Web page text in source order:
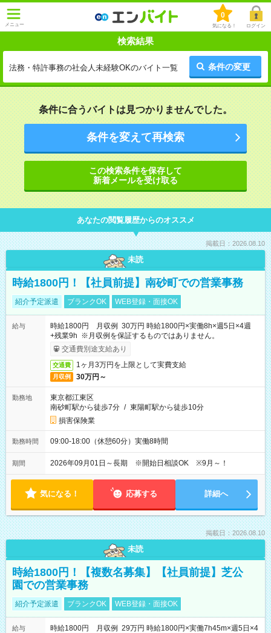
メニュー
0
気になる！ ログイン
検索結果
法務・特許事務の社会人未経験OKのバイト一覧 条件の変更
条件に合うバイトは見つかりませんでした。
条件を変えて再検索
この検索条件を保存して
新着メールを受け取る
あなたの閲覧履歴からのオススメ
掲載日：2026.08.10
未読
時給1800円！【社員前提】南砂町での営業事務
紹介予定派遣 ブランクOK WEB登録・面接OK
給与
時給1800円 月収例 30万円 時給1800円×実働8h×週5日×4週
+残業9h ※月収例を保証するものではありません。
交通費別途支給あり
交通費 1ヶ月3万円を上限として実費支給
月収例 30万円～
勤務地
東京都江東区
南砂町駅から徒歩7分 / 東陽町駅から徒歩10分
損害保険業
勤務時間 09:00-18:00（休憩60分）実働8時間
期間 2026年09月01日～長期 ※開始日相談OK ※9月～！
気になる！ 応募する 詳細へ
掲載日：2026.08.10
未読
時給1800円！【複数名募集】【社員前提】芝公
園での営業事務
紹介予定派遣 ブランクOK WEB登録・面接OK
給与
時給1800円 月収例 29万円 時給1800円×実働7h45m×週5日×4